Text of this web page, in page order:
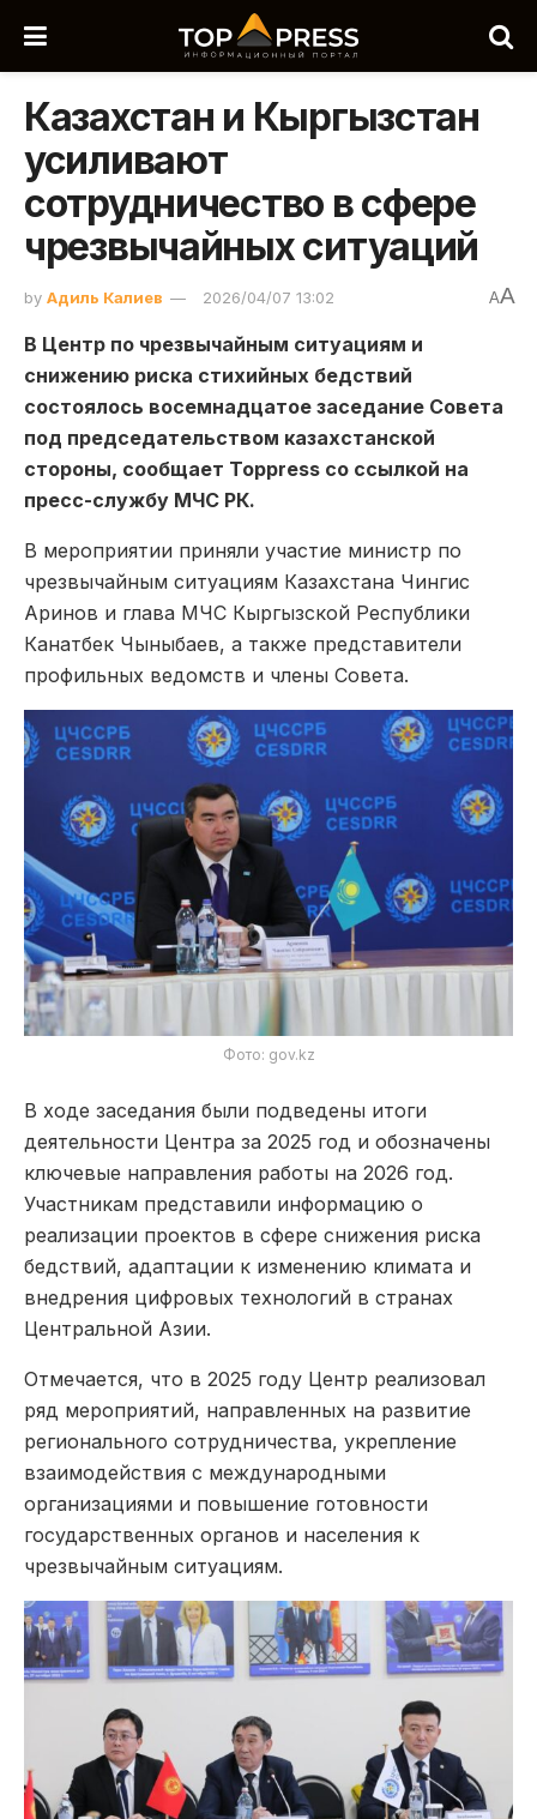
Казахстан и Кыргызстан
усиливают
сотрудничество в сфере
чрезвычайных ситуаций
by Адиль Калиев 2026/04/07 13:02 AA
В Центр по чрезвычайным ситуациям и
снижению риска стихийных бедствий
состоялось восемнадцатое заседание Совета
под председательством казахстанской
стороны, сообщает Toppress со ссылкой на
пресс-службу МЧС РК.
В мероприятии приняли участие министр по
чрезвычайным ситуациям Казахстана Чингис
Аринов и глава МЧС Кыргызской Республики
Канатбек Чыныбаев, а также представители
профильных ведомств и члены Совета.
Фото: gov.kz
В ходе заседания были подведены итоги
деятельности Центра за 2025 год и обозначены
ключевые направления работы на 2026 год.
Участникам представили информацию о
реализации проектов в сфере снижения риска
бедствий, адаптации к изменению климата и
внедрения цифровых технологий в странах
Центральной Азии.
Отмечается, что в 2025 году Центр реализовал
ряд мероприятий, направленных на развитие
регионального сотрудничества, укрепление
взаимодействия с международными
организациями и повышение готовности
государственных органов и населения к
чрезвычайным ситуациям.